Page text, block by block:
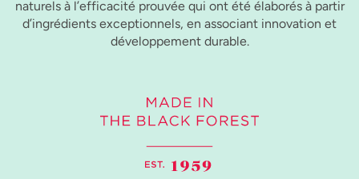
naturels à l’efficacité prouvée qui ont été élaborés à partir
d’ingrédients exceptionnels, en associant innovation et
développement durable.